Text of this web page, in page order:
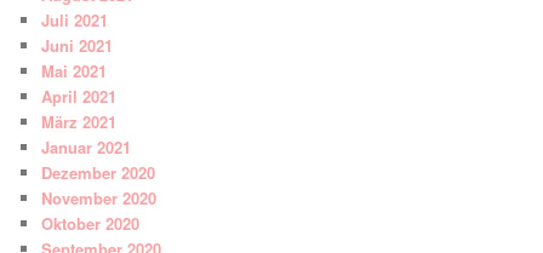
Juli 2021
Juni 2021
Mai 2021
April 2021
März 2021
Januar 2021
Dezember 2020
November 2020
Oktober 2020